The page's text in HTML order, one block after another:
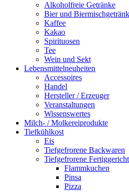
Alkoholfreie Getränke
Bier und
Kaffee
Kakao
Spirituosen
Tee
Wein und Sekt
Lebensmittelneuheiten
Accessoires
Handel
Hersteller / Erzeuger
Veranstaltungen
Wissenswertes
Milch- / Molkereiprodukte
Tiefkühlkost
Eis
Tiefgefrorene Backwaren
Tiefgefrorene
Flammkuchen
Pinsa
Pizza